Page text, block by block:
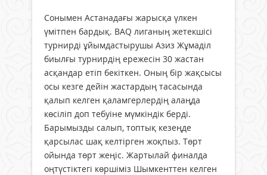
Сонымен Астанадағы жарысқа үлкен
үмітпен бардық. BAQ лиганың жетекшісі
турнирді ұйымдастырушы Азиз Жұмаділ
биылғы турнирдің ережесін 30 жастан
асқандар етіп бекіткен. Оның бір жақсысы
осы кезге дейін жастардың тасасында
қалып келген қаламгерлердің алаңда
көсіліп доп тебуіне мүмкіндік берді.
Барымызды салып, топтық кезеңде
қарсылас шақ келтірген жоқпыз. Төрт
ойында төрт жеңіс. Жартылай финалда
оңтүстіктегі көршіміз Шымкенттен келген